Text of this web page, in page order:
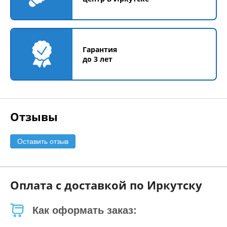
Гарантия
до 3 лет
Отзывы
Оставить отзыв
Оплата с доставкой по Иркутску
Как оформать заказ: